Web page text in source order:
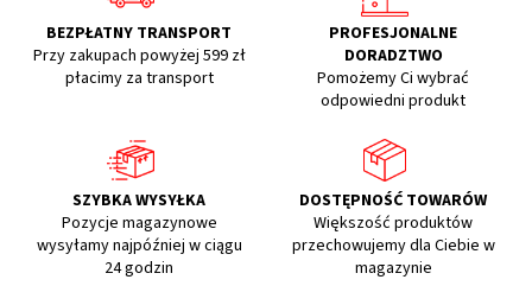
BEZPŁATNY TRANSPORT
Przy zakupach powyżej 599 zł
płacimy za transport
PROFESJONALNE
DORADZTWO
Pomożemy Ci wybrać
odpowiedni produkt
SZYBKA WYSYŁKA
Pozycje magazynowe
wysyłamy najpóźniej w ciągu
24 godzin
DOSTĘPNOŚĆ TOWARÓW
Większość produktów
przechowujemy dla Ciebie w
magazynie